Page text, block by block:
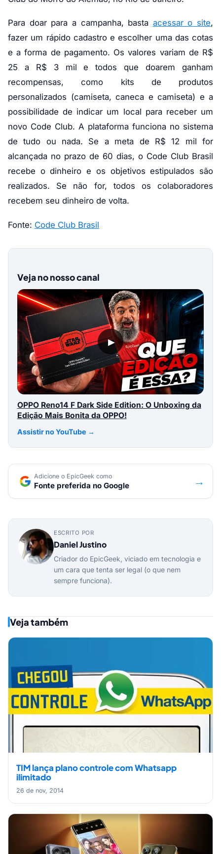
Para doar para a campanha, basta acessar o site,
fazer um rápido cadastro e escolher uma das cotas
e a forma de pagamento. Os valores variam de R$
25 a R$ 3 mil e todos que doarem ganham
recompensas, como kits de produtos
personalizados (camiseta, caneca e camiseta) e a
possibilidade de indicar um local para receber um
novo Code Club. A plataforma funciona no sistema
de tudo ou nada. Se a meta de R$ 12 mil for
alcançada no prazo de 60 dias, o Code Club Brasil
recebe o dinheiro e os objetivos estipulados são
realizados. Se não for, todos os colaboradores
recebem seu dinheiro de volta.
Fonte: Code Club Brasil
Veja no nosso canal
▶
OPPO Reno14 F Dark Side Edition: O Unboxing da
Edição Mais Bonita da OPPO!
Assistir no YouTube →
Adicione o EpicGeek como
Fonte preferida no Google →
ESCRITO POR
Daniel Justino
Criador do EpicGeek, viciado em tecnologia e
um cara que tenta ser legal (o que nem
sempre funciona).
Veja também
TIM lança plano controle com Whatsapp
ilimitado
26 de nov, 2014